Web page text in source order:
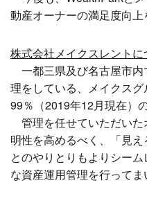
動産オーナーの満足度向上
株式会社メイクスレントに
一都三県及び名古屋市
理をしている、メイクスグ
99％（2019年12月現在）
管理を任せていただい
明性を高めるべく、「見
とのやりとりもよりシー
な資産運用管理を行ってま